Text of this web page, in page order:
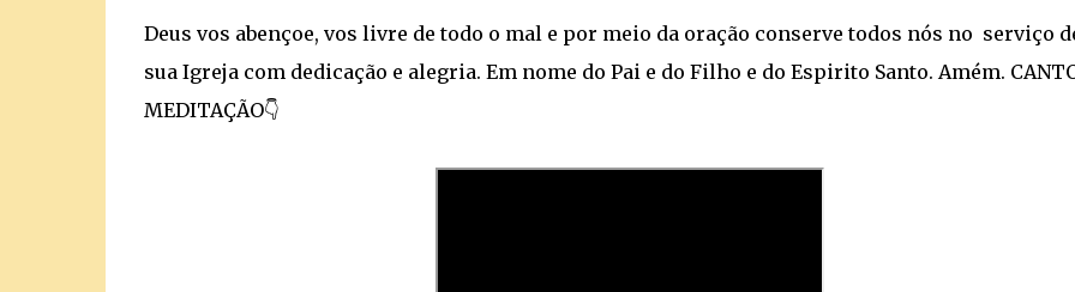
Deus vos abençoe, vos livre de todo o mal e por meio da oração conserve todos nós no serviço
sua Igreja com dedicação e alegria. Em nome do Pai e do Filho e do Espirito Santo. Amém.
MEDITAÇÃO👇